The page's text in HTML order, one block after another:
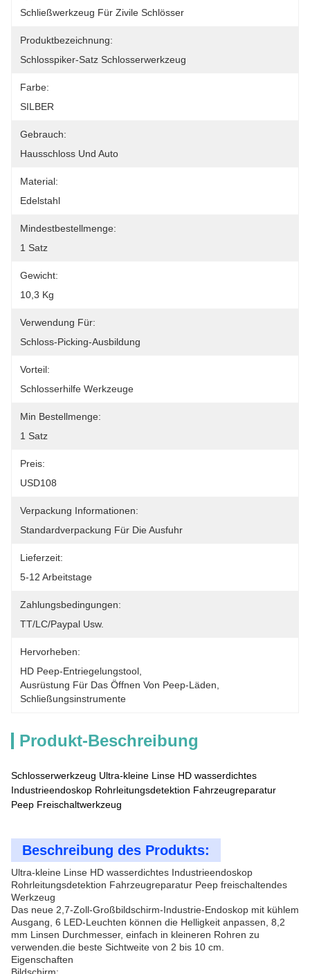
Schließwerkzeug Für Zivile Schlösser
Produktbezeichnung:
Schlosspiker-Satz Schlosserwerkzeug
Farbe:
SILBER
Gebrauch:
Hausschloss Und Auto
Material:
Edelstahl
Mindestbestellmenge:
1 Satz
Gewicht:
10,3 Kg
Verwendung Für:
Schloss-Picking-Ausbildung
Vorteil:
Schlosserhilfe Werkzeuge
Min Bestellmenge:
1 Satz
Preis:
USD108
Verpackung Informationen:
Standardverpackung Für Die Ausfuhr
Lieferzeit:
5-12 Arbeitstage
Zahlungsbedingungen:
TT/LC/paypal Usw.
Hervorheben:
HD Peep-Entriegelungstool
Ausrüstung Für Das Öffnen Von Peep-Läden
Schließungsinstrumente
Produkt-Beschreibung
Schlosserwerkzeug Ultra-kleine Linse HD wasserdichtes
Industrieendoskop Rohrleitungsdetektion Fahrzeugreparatur
Peep Freischaltwerkzeug
Beschreibung des Produkts:
Ultra-kleine Linse HD wasserdichtes Industrieendoskop
Rohrleitungsdetektion Fahrzeugreparatur Peep freischaltendes
Werkzeug
Das neue 2,7-Zoll-Großbildschirm-Industrie-Endoskop mit kühlem
Ausgang, 6 LED-Leuchten können die Helligkeit anpassen, 8,2
mm Linsen Durchmesser, einfach in kleineren Rohren zu
verwenden.die beste Sichtweite von 2 bis 10 cm.
Eigenschaften